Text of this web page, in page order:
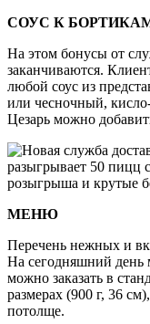
СОУС К
На этом бонусы от
заканчиваются.
любой соус из
или чесночный,
Цезарь можно
МЕНЮ
Перечень нежных и
На сегодняшний
можно заказать в
размерах (900 г, 36
потолще.